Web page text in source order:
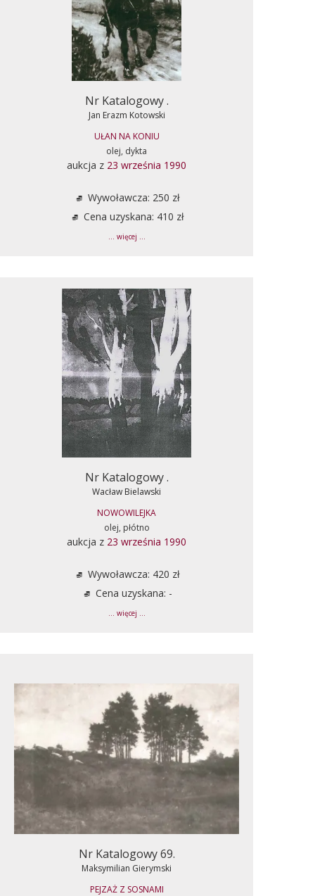
Nr Katalogowy .
Jan Erazm Kotowski
UŁAN NA KONIU
olej, dykta
aukcja z 23 września 1990
Wywoławcza: 250 zł
Cena uzyskana: 410 zł
... więcej ...
Nr Katalogowy .
Wacław Bielawski
NOWOWILEJKA
olej, płótno
aukcja z 23 września 1990
Wywoławcza: 420 zł
Cena uzyskana: -
... więcej ...
Nr Katalogowy 69.
Maksymilian Gierymski
PEJZAŻ Z SOSNAMI